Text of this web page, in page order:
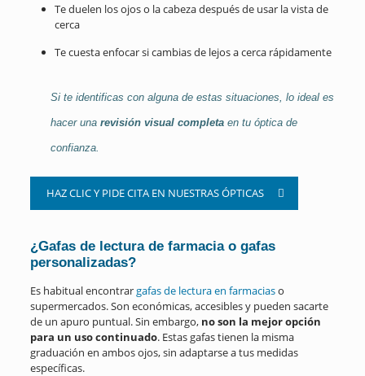
Te duelen los ojos o la cabeza después de usar la vista de
cerca
Te cuesta enfocar si cambias de lejos a cerca rápidamente
Si te identificas con alguna de estas situaciones, lo ideal es
hacer una revisión visual completaen tu óptica de
confianza.
HAZ CLIC Y PIDE CITA EN NUESTRAS ÓPTICAS
¿Gafas de lectura de farmacia o gafas
personalizadas?
Es habitual encontrargafas de lectura en farmaciaso
supermercados. Son económicas, accesibles y pueden sacarte
de un apuro puntual. Sin embargo, no son la mejor opción
para un uso continuado. Estas gafas tienen la misma
graduación en ambos ojos, sin adaptarse a tus medidas
específicas.